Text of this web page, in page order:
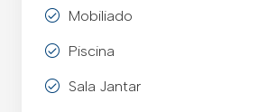
Mobiliado
Piscina
Sala Jantar